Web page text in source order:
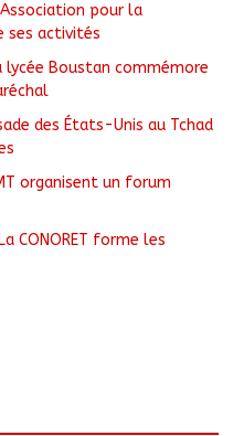
pour la
ses activités
lycée Boustan commémore
des États-Unis au Tchad
organisent un forum
CONORET forme les